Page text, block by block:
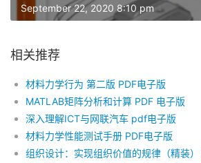
September 22, 2020 8:10 pm
相关推荐
材料力学行为 第二版 PDF电子版
MATLAB矩阵分析和计算 PDF 电子版
深入理解ICT与网联汽车 pdf电子版
材料力学性能测试手册 PDF电子版
组织设计：实现组织价值的规律（精装